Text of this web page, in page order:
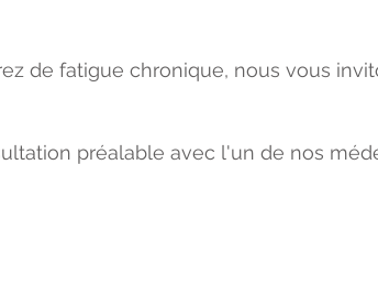
de fatigue chronique, nous vous
préalable avec l'un de nos